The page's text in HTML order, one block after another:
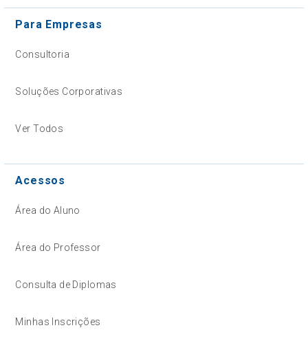
Para Empresas
Consultoria
Soluções Corporativas
Ver Todos
Acessos
Área do Aluno
Área do Professor
Consulta de Diplomas
Minhas Inscrições